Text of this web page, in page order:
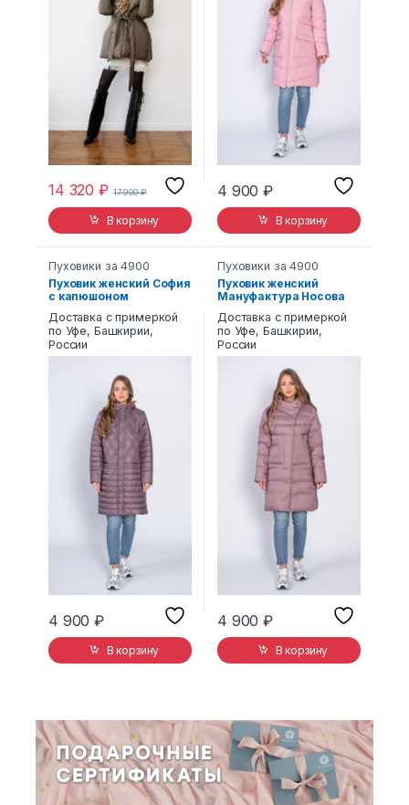
14 320₽ 17 900₽
В корзину
4 900₽
В корзину
Пуховики за 4900
Пуховик женский София
с капюшоном
Доставка с примеркой
по Уфе, Башкирии,
России
4 900₽
В корзину
Пуховики за 4900
Пуховик женский
Мануфактура Носова
бежевый
Доставка с примеркой
по Уфе, Башкирии,
России
4 900₽
В корзину